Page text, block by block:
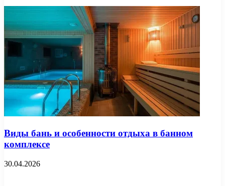
Виды бань и особенности отдыха в банном
комплексе
30.04.2026